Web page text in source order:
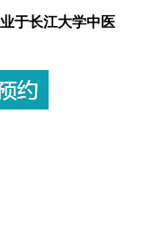
于长江大学中医